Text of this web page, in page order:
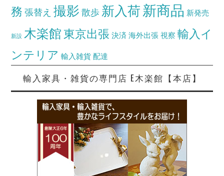
務 張替え 撮影 散歩 新入荷新商品 新発売
新設 木楽館 東京出張 決済 海外出張 視察 輸入イ
ンテリア 輸入雑貨 配達
輸入家具・雑貨の専門店 E木楽館【本店】